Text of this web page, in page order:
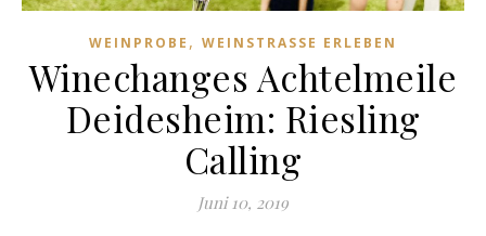
WEINPROBE , WEINSTRASSE ERLEBEN
Winechanges Achtelmeile
Deidesheim: Riesling
Calling
Juni 10, 2019